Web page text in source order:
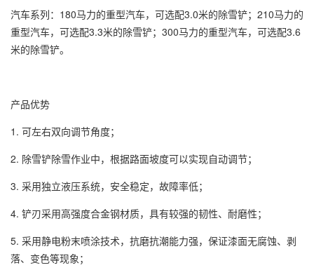
汽车系列：180马力的重型汽车，可选配3.0米的除雪铲；210马力的
重型汽车，可选配3.3米的除雪铲；300马力的重型汽车，可选配3.6
米的除雪铲。
产品优势
1. 可左右双向调节角度；
2. 除雪铲除雪作业中，根据路面坡度可以实现自动调节；
3. 采用独立液压系统，安全稳定，故障率低；
4. 铲刃采用高强度合金钢材质，具有较强的韧性、耐磨性；
5. 采用静电粉末喷涂技术，抗磨抗潮能力强，保证漆面无腐蚀、剥
落、变色等现象；